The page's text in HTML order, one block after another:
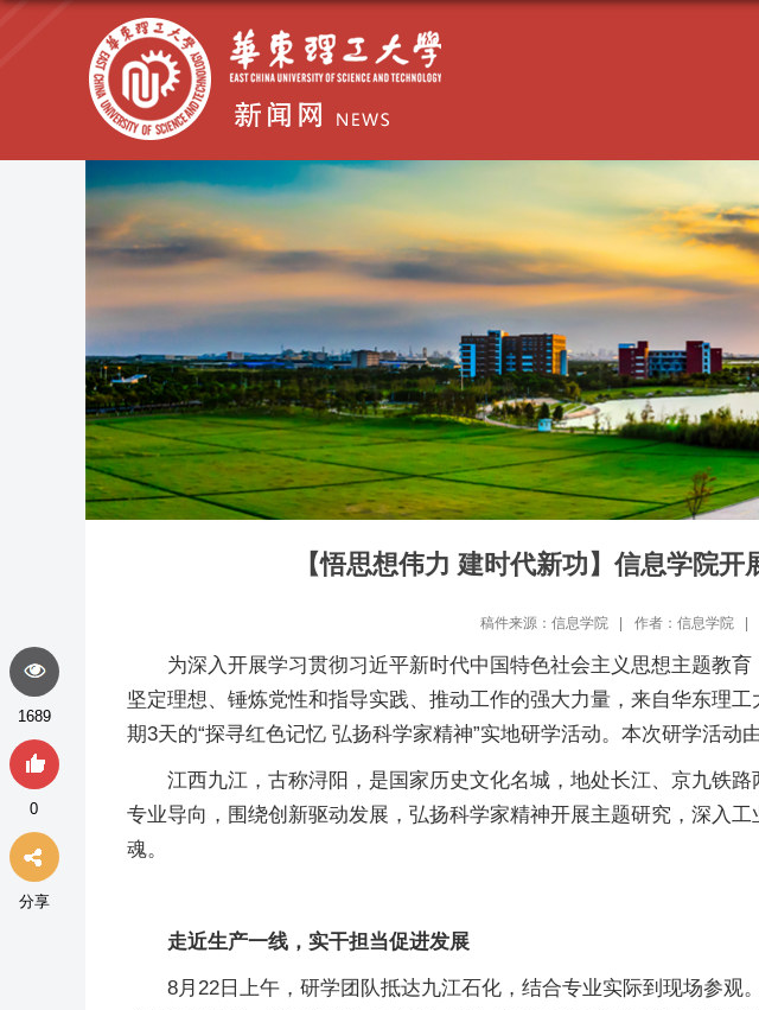
【悟思想伟力 建时代新功】信息学院
稿件来源：信息学院 | 作者：信息学院 |
为深入开展学习贯彻习近平新时代中国特色社会主义思想主题教
坚定理想、锤炼党性和指导实践、推动工作的强大力量，来自华东理
期3天的“探寻红色记忆 弘扬科学家精神”实地研学活动。本次研学活
江西九江，古称浔阳，是国家历史文化名城，地处长江、京九铁
专业导向，围绕创新驱动发展，弘扬科学家精神开展主题研究，深入
魂。
走近生产一线，实干担当促进发展
8月22日上午，研学团队抵达九江石化，结合专业实际到现场参
1689
0
分享